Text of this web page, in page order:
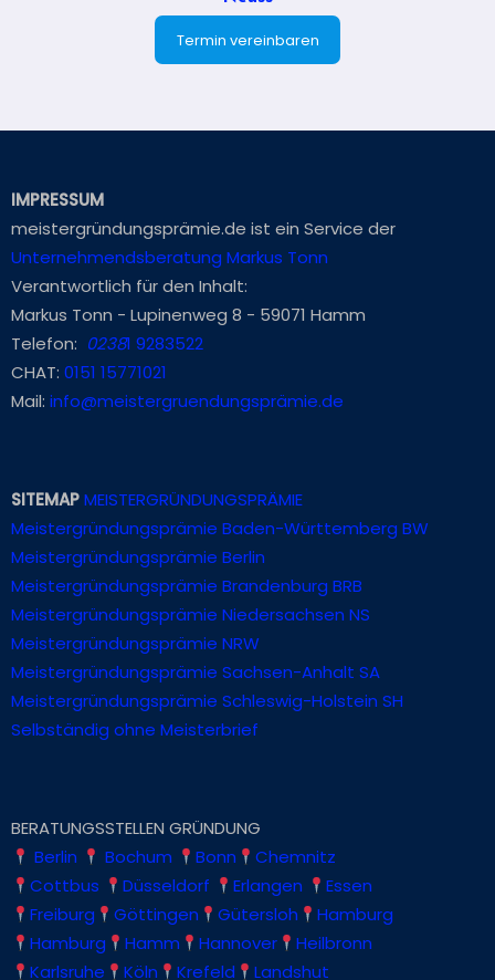
Termin vereinbaren
IMPRESSUM
meistergründungsprämie.de ist ein Service der
Unternehmendsberatung Markus Tonn
Verantwortlich für den Inhalt:
Markus Tonn - Lupinenweg 8 - 59071 Hamm
Telefon: 02381 9283522
CHAT: 0151 15771021
Mail: info@meistergruendungsprämie.de
SITEMAP MEISTERGRÜNDUNGSPRÄMIE
Meistergründungsprämie Baden-Württemberg BW
Meistergründungsprämie Berlin
Meistergründungsprämie Brandenburg BRB
Meistergründungsprämie Niedersachsen NS
Meistergründungsprämie NRW
Meistergründungsprämie Sachsen-Anhalt SA
Meistergründungsprämie Schleswig-Holstein SH
Selbständig ohne Meisterbrief
BERATUNGSSTELLEN GRÜNDUNG
Berlin
Bochum Bonn
Chemnitz
Cottbus
Düsseldorf Erlangen
Essen
Freiburg
Göttingen Gütersloh
Hamburg
Hamburg
Hamm Hannover
Heilbronn
Karlsruhe
Köln Krefeld Landshut